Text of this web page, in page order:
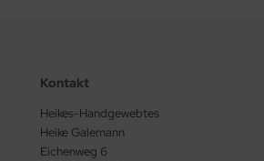
Kontakt
Heikes-Handgewebtes
Heike Galemann
Eichenweg 6